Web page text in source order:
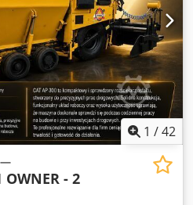
1 /42
OWNER - 2